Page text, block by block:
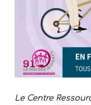
Le Centre